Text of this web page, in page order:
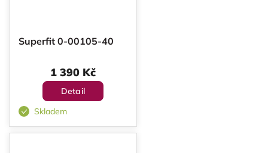
Superfit 0-00105-40
1 390 Kč
Detail
Skladem